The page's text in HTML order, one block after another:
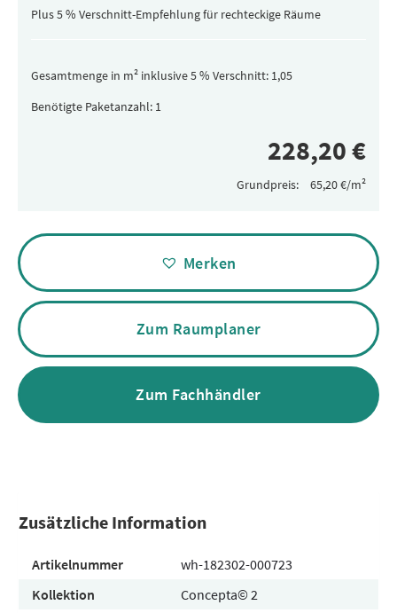
Plus 5 % Verschnitt-Empfehlung für rechteckige Räume
Gesamtmenge in m² inklusive 5 % Verschnitt:
Benötigte Paketanzahl:
Grundpreis:
Alternative:
Merken
Zum Raumplaner
Zum Fachhändler
Zusätzliche Information
Artikelnummer
wh-182302-000723
Kollektion
Concepta© 2